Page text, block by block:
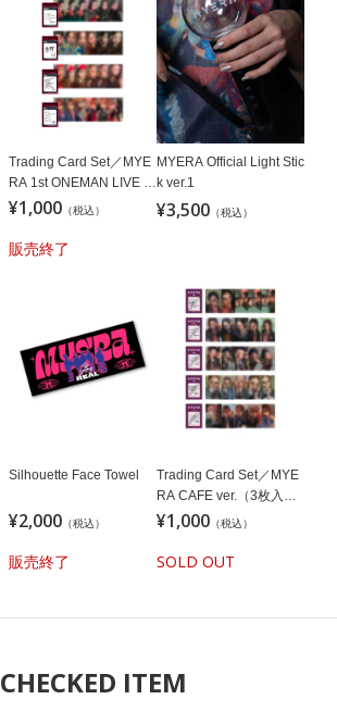
Trading Card Set／MYE
RA 1st ONEMAN LIVE ～
N-1～ ver.（3枚入り／ラ
¥1,000 （税込）
販売終了
MYERA Official Light Stic
k ver.1
¥3,500 （税込）
Silhouette Face Towel
¥2,000 （税込）
販売終了
Trading Card Set／MYE
RA CAFE ver.（3枚入り
／ランダム／全25種）
¥1,000 （税込）
SOLD OUT
CHECKED ITEM